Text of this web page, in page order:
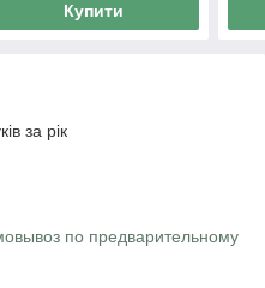
Купити
за рік
по предварительному